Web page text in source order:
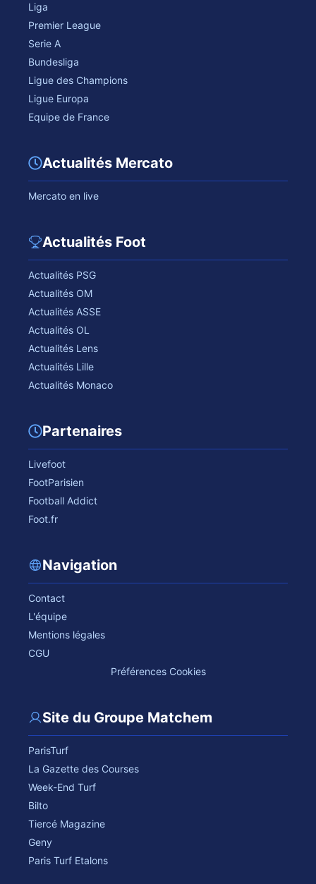
Liga
Premier League
Serie A
Bundesliga
Ligue des Champions
Ligue Europa
Equipe de France
Actualités Mercato
Mercato en live
Actualités Foot
Actualités PSG
Actualités OM
Actualités ASSE
Actualités OL
Actualités Lens
Actualités Lille
Actualités Monaco
Partenaires
Livefoot
FootParisien
Football Addict
Foot.fr
Navigation
Contact
L'équipe
Mentions légales
CGU
Préférences Cookies
Site du Groupe Matchem
ParisTurf
La Gazette des Courses
Week-End Turf
Bilto
Tiercé Magazine
Geny
Paris Turf Etalons